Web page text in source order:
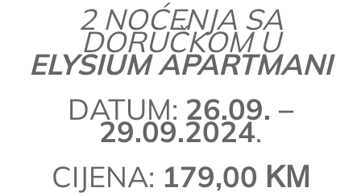
2 NOĆENJA SA
DORUČKOM U
ELYSIUM APARTMANI
DATUM: 26.09. –
29.09.2024.
CIJENA: 179,00 ᏦᎷ